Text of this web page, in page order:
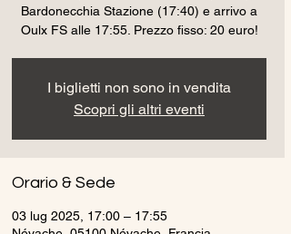
Bardonecchia Stazione (17:40) e arrivo a
Oulx FS alle 17:55. Prezzo fisso: 20 euro!
I biglietti non sono in vendita
Scopri gli altri eventi
Orario & Sede
03 lug 2025, 17:00 – 17:55